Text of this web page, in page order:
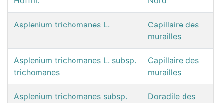
Asplenium trichomanes L.
Capillaire des
murailles
Asplenium trichomanes L. subsp.
trichomanes
Capillaire des
murailles
Asplenium trichomanes subsp.
Doradile des